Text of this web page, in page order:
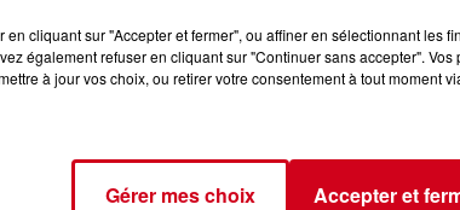
et une inflation désormais contenue,
années. Cette stabilisation offre davantage
franche. Les décisions d’investissement
en cliquant sur "Accepter et fermer", ou affiner en sélectionnant les
également refuser en cliquant sur "Continuer sans accepter".
à jour vos choix, ou retirer votre consentement à tout moment
Gérer mes choix Accepter et